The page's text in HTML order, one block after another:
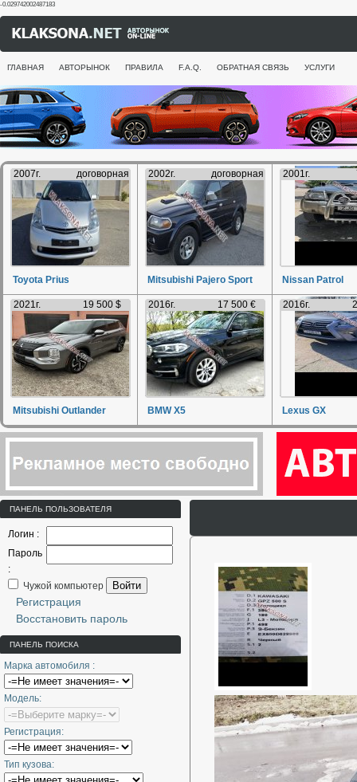
-0.029742002487183
ГЛАВНАЯ АВТОРЫНОК ПРАВИЛА F.A.Q. ОБРАТНАЯ СВЯЗЬ УСЛУГИ
2007г. договорная
Toyota Prius
2002г. договорная
Mitsubishi Pajero Sport
2001г.
Nissan Patrol
2021г. 19 500 $
Mitsubishi Outlander
2016г. 17 500 €
BMW X5
2016г.
Lexus GX
ПАНЕЛЬ ПОЛЬЗОВАТЕЛЯ
Логин :
Пароль
:
Чужой компьютер
Войти
Регистрация
Восстановить пароль
ПАНЕЛЬ ПОИСКА
Марка автомобиля :
Модель:
Регистрация:
Тип кузова: